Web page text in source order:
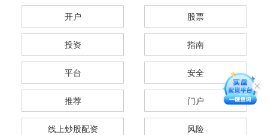
开户 股票
投资 指南
平台 安全
推荐 门户
线上炒股配资 风险